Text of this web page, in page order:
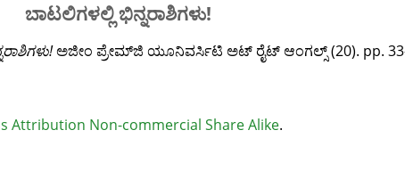
ಬಾಟಲಿಗಳಲ್ಲಿ ಭಿನ್ನರಾಶಿಗಳು!
ಅಜೀಂ ಪ್ರೇಮ್‌ಜಿ ಯೂನಿವರ್ಸಿಟಿ ಅಟ್‌ ರೈಟ್‌ ಆಂಗಲ್ಸ್‌ (20). pp. 33-
Attribution Non-commercial Share Alike.